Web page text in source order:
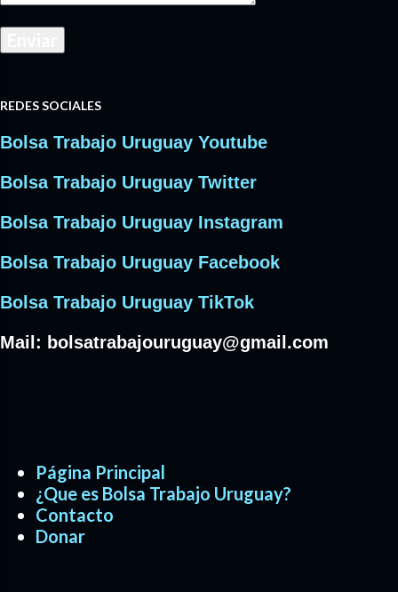
REDES SOCIALES
Bolsa Trabajo Uruguay Youtube
Bolsa Trabajo Uruguay Twitter
Bolsa Trabajo Uruguay Instagram
Bolsa Trabajo Uruguay Facebook
Bolsa Trabajo Uruguay TikTok
Mail: bolsatrabajouruguay@gmail.com
Página Principal
¿Que es Bolsa Trabajo Uruguay?
Contacto
Donar